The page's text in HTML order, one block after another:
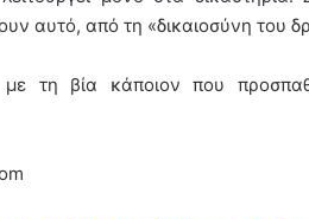
αυτό, από τη «δικαιοσύνη του
τη βία κάποιον που